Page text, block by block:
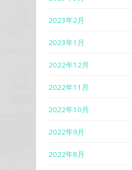
2023年2月
2023年1月
2022年12月
2022年11月
2022年10月
2022年9月
2022年8月